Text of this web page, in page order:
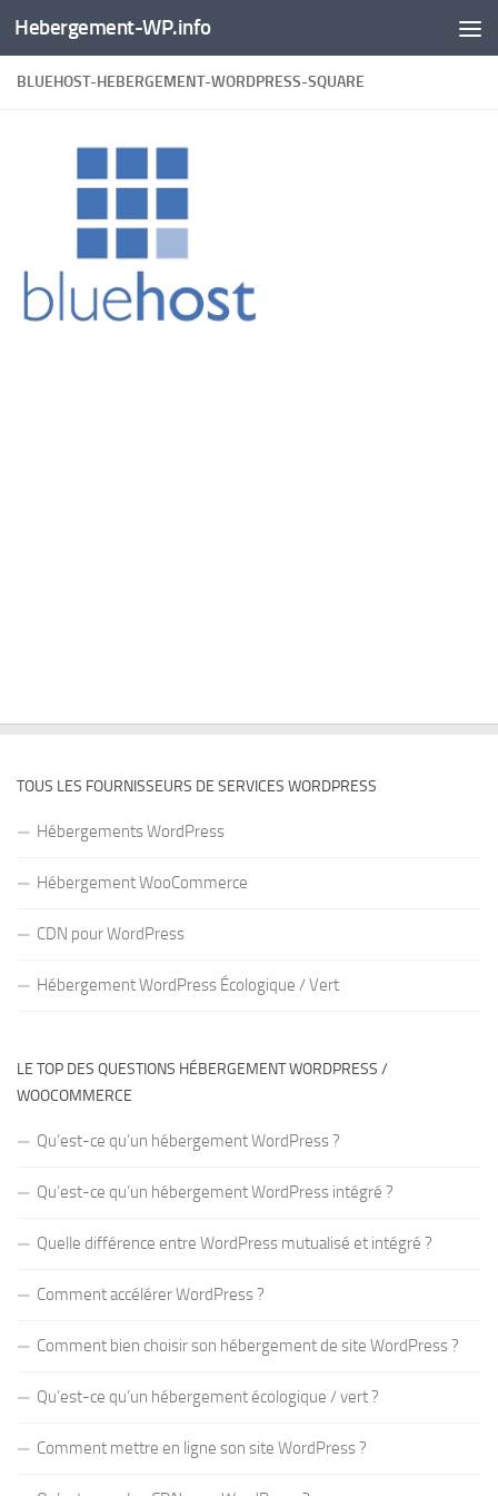
Skip to content
Hebergement-WP.info
BLUEHOST-HEBERGEMENT-WORDPRESS-SQUARE
TOUS LES FOURNISSEURS DE SERVICES WORDPRESS
Hébergements WordPress
Hébergement WooCommerce
CDN pour WordPress
Hébergement WordPress Écologique / Vert
LE TOP DES QUESTIONS HÉBERGEMENT WORDPRESS /
WOOCOMMERCE
Qu’est-ce qu’un hébergement WordPress ?
Qu’est-ce qu’un hébergement WordPress intégré ?
Quelle différence entre WordPress mutualisé et intégré ?
Comment accélérer WordPress ?
Comment bien choisir son hébergement de site WordPress ?
Qu’est-ce qu’un hébergement écologique / vert ?
Comment mettre en ligne son site WordPress ?